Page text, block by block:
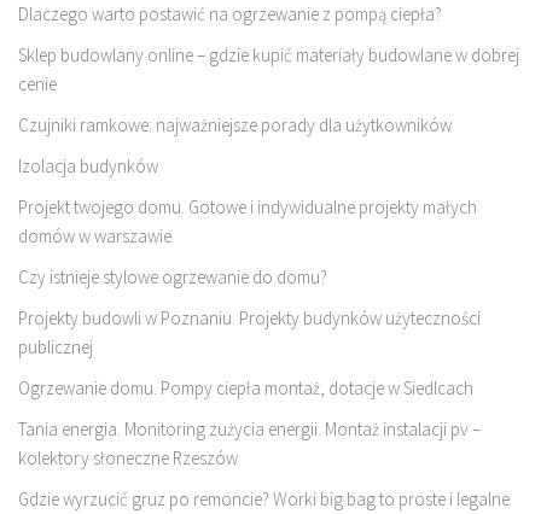
Dlaczego warto postawić na ogrzewanie z pompą ciepła?
Sklep budowlany online – gdzie kupić materiały budowlane w dobrej
cenie
Czujniki ramkowe: najważniejsze porady dla użytkowników
Izolacja budynków
Projekt twojego domu. Gotowe i indywidualne projekty małych
domów w warszawie
Czy istnieje stylowe ogrzewanie do domu?
Projekty budowli w Poznaniu. Projekty budynków użyteczności
publicznej
Ogrzewanie domu. Pompy ciepła montaż, dotacje w Siedlcach
Tania energia. Monitoring zużycia energii. Montaż instalacji pv –
kolektory słoneczne Rzeszów
Gdzie wyrzucić gruz po remoncie? Worki big bag to proste i legalne